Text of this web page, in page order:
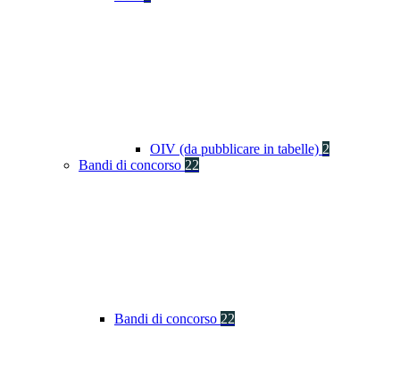
OIV (da pubblicare in tabelle) 2
Bandi di concorso 22
Bandi di concorso 22